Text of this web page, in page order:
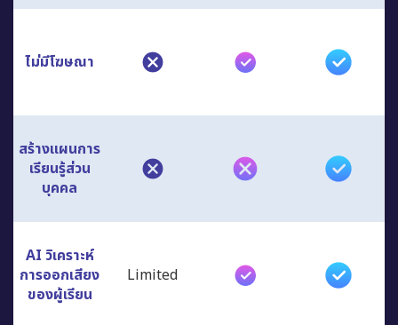
ไม่มีโฆษณา
สร้างแผนการ
เรียนรู้ส่วน
บุคคล
AI วิเคราะห์
การออกเสียง
ของผู้เรียน
Limited